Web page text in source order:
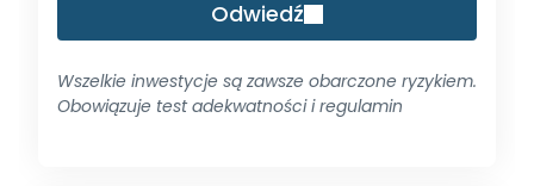
Odwiedź
Wszelkie inwestycje są zawsze obarczone ryzykiem.
Obowiązuje test adekwatności i regulamin